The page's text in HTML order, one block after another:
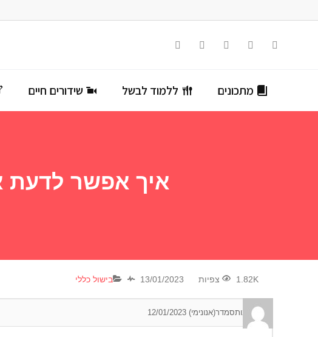
מתכונים ללמוד לבשל שידורים חיים
איך אפשר לדעת
1.82K צפיות 13/01/2023 בישול כללי
סמדר(אנונימי) 12/01/2023 0 תגובות